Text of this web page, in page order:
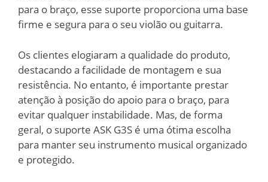
para o braço, esse suporte proporciona uma base
firme e segura para o seu violão ou guitarra.
Os clientes elogiaram a qualidade do produto,
destacando a facilidade de montagem e sua
resistência. No entanto, é importante prestar
atenção à posição do apoio para o braço, para
evitar qualquer instabilidade. Mas, de forma
geral, o suporte ASK G3S é uma ótima escolha
para manter seu instrumento musical organizado
e protegido.